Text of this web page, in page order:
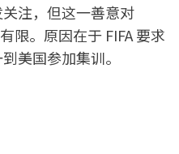
注，但这一善意对
限。原因在于 FIFA 要求
美国参加集训。